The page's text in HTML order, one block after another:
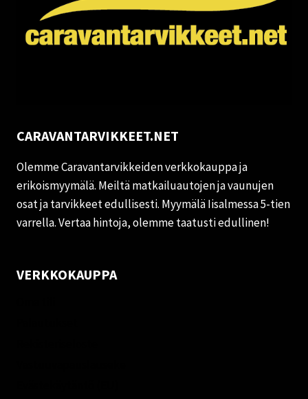
CARAVANTARVIKKEET.NET
Olemme Caravantarvikkeiden verkkokauppa ja
erikoismyymälä. Meiltä matkailuautojen ja vaunujen
osat ja tarvikkeet edullisesti. Myymälä Iisalmessa 5-tien
varrella. Vertaa hintoja, olemme taatusti edullinen!
VERKKOKAUPPA